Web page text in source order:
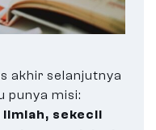
akhir selanjutnya
punya misi:
sekecil